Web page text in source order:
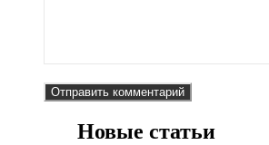
Новые статьи